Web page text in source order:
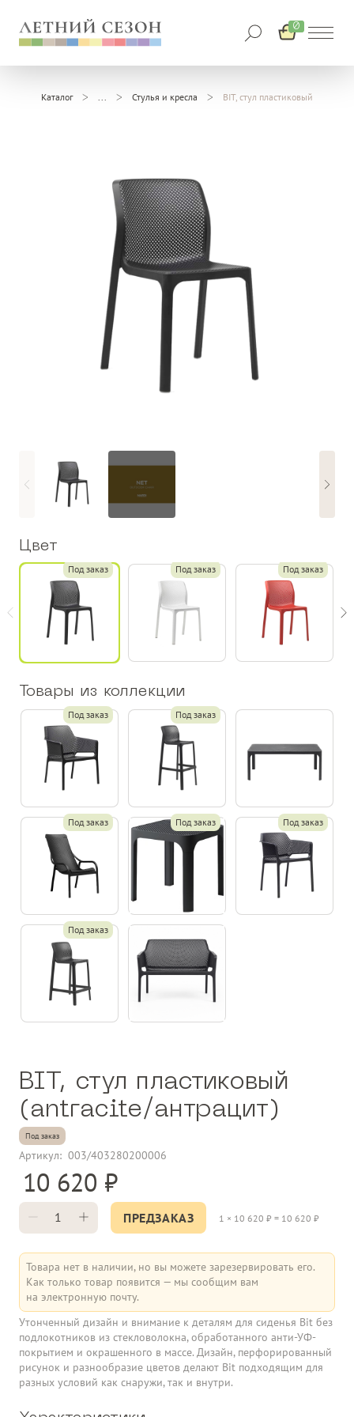
0
Каталог Стулья и кресла BIT, стул пластиковый
Цвет
Под заказ Под заказ Под заказ
Товары из коллекции
Под заказ Под заказ
Под заказ Под заказ Под заказ
Под заказ
BIT, стул пластиковый
(antracite/антрацит)
Под заказ
Артикул: 003/403280200006
10 620
ПРЕДЗАКАЗ 1 × 10 620 ₽ = 10 620 ₽
Товара нет в наличии, но вы можете зарезервировать его.
Как только товар появится — мы сообщим вам
на электронную почту.
Утонченный дизайн и внимание к деталям для сиденья Bit без
подлокотников из стекловолокна, обработанного анти-УФ-
покрытием и окрашенного в массе. Дизайн, перфорированный
рисунок и разнообразие цветов делают Bit подходящим для
разных условий как снаружи, так и внутри.